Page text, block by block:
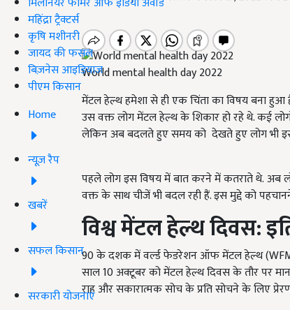
महिंद्रा ट्रैक्टर्स
कृषि मशीनरी
जायद की फसल
बिज़नेस आइडियाज
पीएम किसान
Home
न्यूज़ रैप
खबरें
सफल किसान
सरकारी योजनाएं
World mental health day 2022
मेंटल हेल्थ हमेशा से ही एक चिंता का विषय बना हुआ
उस वक्त लोग मेंटल हेल्थ के शिकार हो रहे थे. कई
लेकिन अब बदलते हुए समय को देखते हुए लोग भी
पहले लोग इस विषय में बात करने में कतराते थे.अब
वक्त के साथ चीजें भी बदल रही हैं. इस मुद्दे को
विश्व मेंटल हेल्थ दिवस:
90 के दशक में वर्ल्ड फेडरेशन ऑफ मेंटल हेल्थ
साल 10 अक्टूबर को मेंटल हेल्थ दिवस के तौर पर
राह और सकारात्मक सोच के प्रति सोचने के लिए